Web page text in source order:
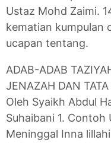
Ustaz Mohd Zaimi.
kematian kumpulan
ucapan tentang.
ADAB-ADAB
JENAZAH DAN
Oleh Syaikh Abdul
Suhaibani 1.
Meninggal Inna